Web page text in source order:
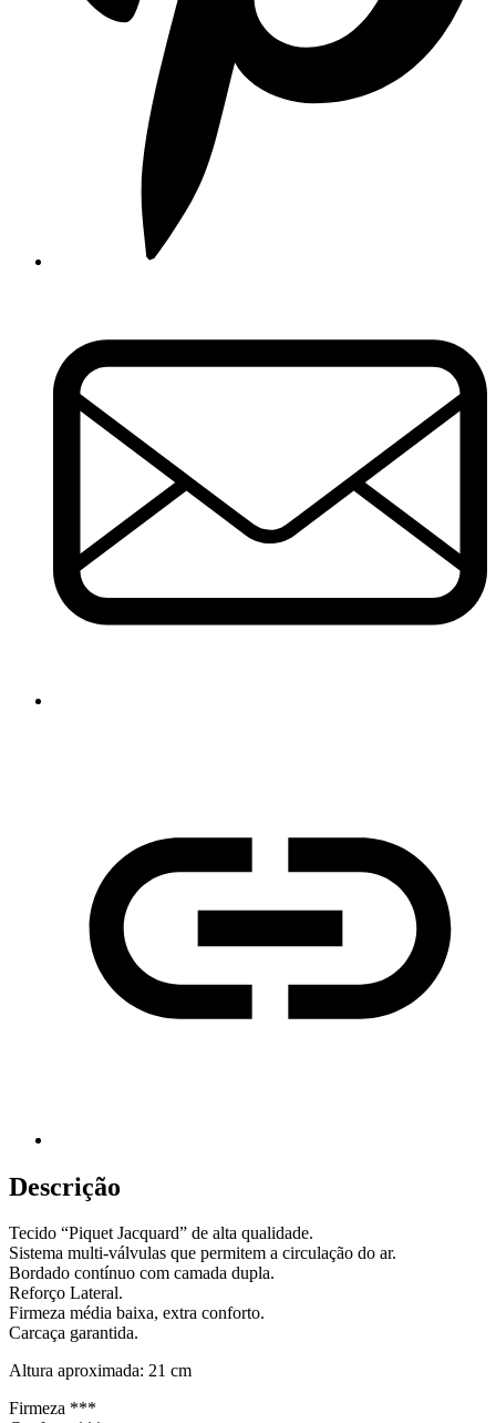
Descrição
Tecido “Piquet Jacquard” de alta qualidade.
Sistema multi-válvulas que permitem a circulação do ar.
Bordado contínuo com camada dupla.
Reforço Lateral.
Firmeza média baixa, extra conforto.
Carcaça garantida.
Altura aproximada: 21 cm
Firmeza ***